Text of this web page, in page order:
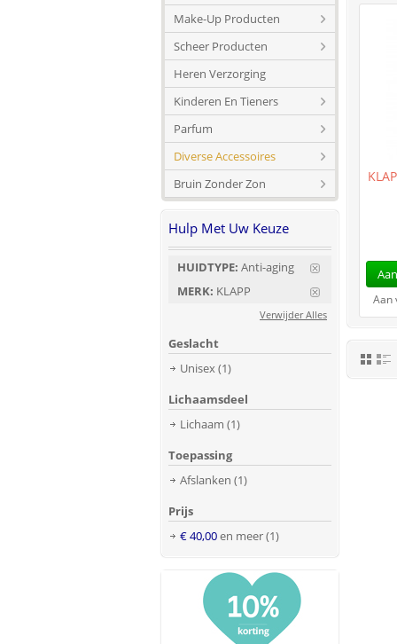
Make-Up Producten
Scheer Producten
Heren Verzorging
Kinderen En Tieners
Parfum
Diverse Accessoires
Bruin Zonder Zon
Aan
Hulp Met Uw Keuze
HUIDTYPE: Anti-aging
MERK: KLAPP
Verwijder Alles
Geslacht
Unisex(1)
Lichaamsdeel
Lichaam (1)
Toepassing
Afslanken (1)
Prijs
€ 40,00en meer(1)